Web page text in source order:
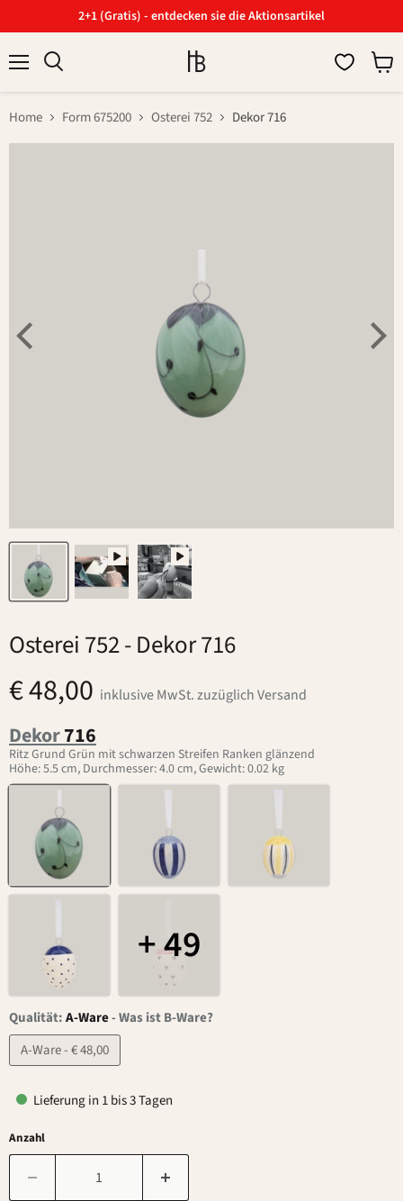
2+1 (Gratis) - entdecken sie die Aktionsartikel
Home Form 675200 Osterei 752 Dekor 716
Osterei 752- Dekor 716
€ 48,00 inklusive MwSt. zuzüglich Versand
Dekor716
Ritz Grund Grün mit schwarzen Streifen Ranken glänzend
Höhe: 5.5 cm, Durchmesser: 4.0 cm, Gewicht: 0.02 kg
+ 49
Qualität:A-Ware-Was ist B-Ware?
A-Ware - € 48,00
Lieferung in 1 bis 3 Tagen
Anzahl